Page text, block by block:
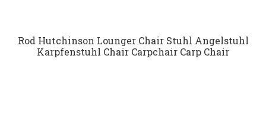
Rod Hutchinson Lounger Chair Stuhl Angelstuhl
Karpfenstuhl Chair Carpchair Carp Chair